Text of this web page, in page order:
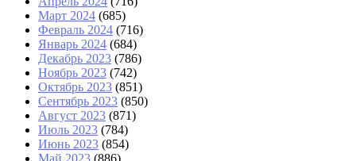
Март 2024 (685)
Февраль 2024 (716)
Январь 2024 (684)
Декабрь 2023 (786)
Ноябрь 2023 (742)
Октябрь 2023 (851)
Сентябрь 2023 (850)
Август 2023 (871)
Июль 2023 (784)
Июнь 2023 (854)